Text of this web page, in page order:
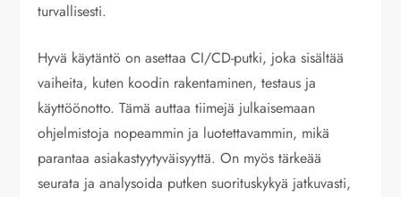
turvallisesti.
Hyvä käytäntö on asettaa CI/CD-putki, joka sisältää
vaiheita, kuten koodin rakentaminen, testaus ja
käyttöönotto. Tämä auttaa tiimejä julkaisemaan
ohjelmistoja nopeammin ja luotettavammin, mikä
parantaa asiakastyytyväisyyttä. On myös tärkeää
seurata ja analysoida putken suorituskykyä jatkuvasti,